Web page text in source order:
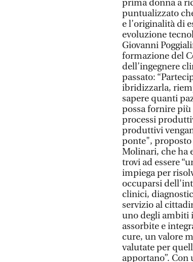
prima donna a
puntualizzato
e l’originalità di
evoluzione
Giovanni
formazione del
dell’ingegnere
passato:
ibridizzarla,
sapere quanti
possa fornire più
processi
produttivi
ponte",
Molinari, che ha
trovi ad essere
impiega per
occuparsi
clinici,
servizio al
uno degli ambiti
assorbite e
cure, un valore
valutate per
apportano”.